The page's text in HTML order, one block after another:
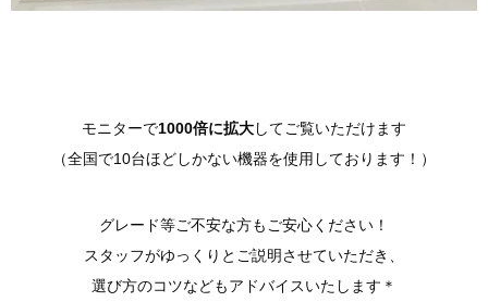
モニターで1000倍に拡大してご覧いただけます
（全国で10台ほどしかない機器を使用しております！）
グレード等ご不安な方もご安心ください！
スタッフがゆっくりとご説明させていただき、
選び方のコツなどもアドバイスいたします＊